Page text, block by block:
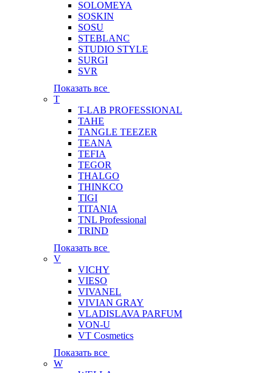
SOLOMEYA
SOSKIN
SOSU
STEBLANC
STUDIO STYLE
SURGI
SVR
Показать все
T
T-LAB PROFESSIONAL
TAHE
TANGLE TEEZER
TEANA
TEFIA
TEGOR
THALGO
THINKCO
TIGI
TITANIA
TNL Professional
TRIND
Показать все
V
VICHY
VIESO
VIVANEL
VIVIAN GRAY
VLADISLAVA PARFUM
VON-U
VT Cosmetics
Показать все
W